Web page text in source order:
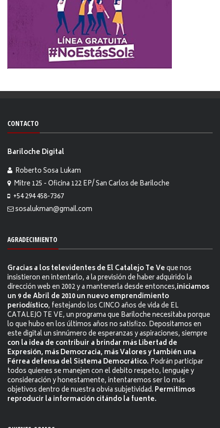
CONTACTO
Bariloche Digital
Roberto Sosa Lukam
Mitre 125 - Oficina 122 EP/ San Carlos de Bariloche
+54 294 458-7367
sosalukman@gmail.com
AGRADECIMIENTO
Gracias a los televidentes de El Catalejo Te Veque nos
insistieron en intentarlo, a la previsión de haber adquirido la
dirección web en 2002 y a mantenerla desde entonces,iniciamos
un 9 de Abril de 2010 un nuevo emprendimiento
periodístico, festejando los CINCO años de vida de EL
CATALEJO TE VE, un programa que Bariloche necesitaba porque
lo que hubo en los últimos años no satisfizo. Depositamos en
este digital un sinnúmero de esperanzas y aspiraciones, siempre
con la idea de contribuir a brindar más Libertad de
Expresión, más Democracia, más Valores y también una
Férrea defensa del Sistema Democrático. Podrán participar
todos quienes se manejen con el debito respeto, lenguaje y
consideración y honestamente, intentaremos ser lo más
objetivos dentro de nuestra obvia subjetividad. Permitimos
reproducir la información citándo la fuente.